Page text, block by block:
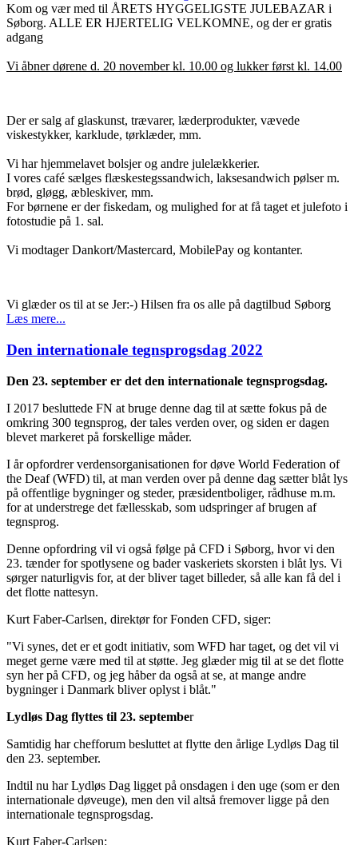
Kom og vær med til ÅRETS HYGGELIGSTE JULEBAZAR i
Søborg. ALLE ER HJERTELIG VELKOMNE, og der er gratis
adgang
Vi åbner dørene d. 20 november kl. 10.00 og lukker først kl. 14.00
Der er salg af glaskunst, trævarer, læderprodukter, vævede
viskestykker, karklude, tørklæder, mm.
Vi har hjemmelavet bolsjer og andre julelækkerier.
I vores café sælges flæskestegssandwich, laksesandwich pølser m.
brød, gløgg, æbleskiver, mm.
For børnene er der fiskedam, og mulighed for at få taget et julefoto i
fotostudie på 1. sal.
Vi modtager Dankort/Mastercard, MobilePay og kontanter.
Vi glæder os til at se Jer:-) Hilsen fra os alle på dagtilbud Søborg
Læs mere...
Den internationale tegnsprogsdag 2022
Den 23. september er det den internationale tegnsprogsdag.
I 2017 besluttede FN at bruge denne dag til at sætte fokus på de
omkring 300 tegnsprog, der tales verden over, og siden er dagen
blevet markeret på forskellige måder.
I år opfordrer verdensorganisationen for døve World Federation of
the Deaf (WFD) til, at man verden over på denne dag sætter blåt lys
på offentlige bygninger og steder, præsidentboliger, rådhuse m.m.
for at understrege det fællesskab, som udspringer af brugen af
tegnsprog.
Denne opfordring vil vi også følge på CFD i Søborg, hvor vi den
23. tænder for spotlysene og bader vaskeriets skorsten i blåt lys. Vi
sørger naturligvis for, at der bliver taget billeder, så alle kan få del i
det flotte nattesyn.
Kurt Faber-Carlsen, direktør for Fonden CFD, siger:
"Vi synes, det er et godt initiativ, som WFD har taget, og det vil vi
meget gerne være med til at støtte. Jeg glæder mig til at se det flotte
syn her på CFD, og jeg håber da også at se, at mange andre
bygninger i Danmark bliver oplyst i blåt."
Lydløs Dag flyttes til 23. september
Samtidig har chefforum besluttet at flytte den årlige Lydløs Dag til
den 23. september.
Indtil nu har Lydløs Dag ligget på onsdagen i den uge (som er den
internationale døveuge), men den vil altså fremover ligge på den
internationale tegnsprogsdag.
Kurt Faber-Carlsen: